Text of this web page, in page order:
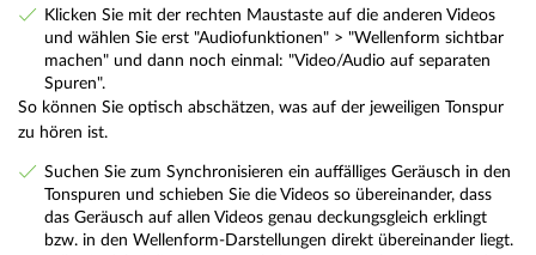
Klicken Sie mit der rechten Maustaste auf die anderen Videos
und wählen Sie erst "Audiofunktionen" > "Wellenform sichtbar
machen" und dann noch einmal: "Video/Audio auf separaten
Spuren".
So können Sie optisch abschätzen, was auf der jeweiligen Tonspur
zu hören ist.
Suchen Sie zum Synchronisieren ein auffälliges Geräusch in den
Tonspuren und schieben Sie die Videos so übereinander, dass
das Geräusch auf allen Videos genau deckungsgleich erklingt
bzw. in den Wellenform-Darstellungen direkt übereinander liegt.